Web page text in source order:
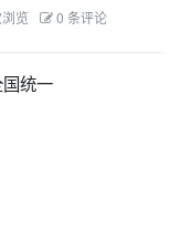
览 0 条评论
统一